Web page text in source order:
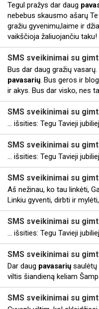
Tegul pražys dar daug
nebebus skausmo ašarų
gražiu gyvenimu,laime ir
vaikščioja žaliuojančiu taku!
SMS sveikinimai su
Bus dar daug gražių
pavasarių. Bus geros ir
ir akys. Bus dar visko, nes
SMS sveikinimai su
... išsities: Tegu Tavieji
SMS sveikinimai su
... išsities: Tegu Tavieji
SMS sveikinimai su
Aš nežinau, ko tau linkėti,
Linkiu gyventi, dirbti ir
SMS sveikinimai su
... išsities: Tegu Tavieji
SMS sveikinimai su
Dar daug pavasarių saulėtų
viltis šiandieną keliam
SMS sveikinimai su